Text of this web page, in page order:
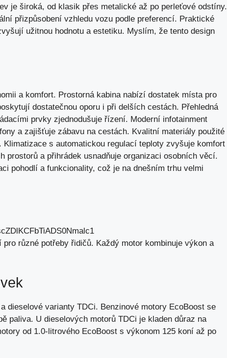
je široká, od klasik přes metalické až po perleťové odstíny.
přizpůsobení vzhledu vozu podle preferencí. Praktické
užitnou hodnotu a estetiku. Myslím, že tento design
a komfort. Prostorná kabina nabízí dostatek místa pro
dostatečnou oporu i při delších cestách. Přehledná
prvky zjednodušuje řízení. Moderní infotainment
a zajišťuje zábavu na cestách. Kvalitní materiály použité
s automatickou regulací teploty zvyšuje komfort
prostorů a přihrádek usnadňuje organizaci osobních věcí.
pohodlí a funkcionality, což je na dnešním trhu velmi
různé potřeby řidičů. Každý motor kombinuje výkon a
dieselové varianty TDCi. Benzinové motory EcoBoost se
paliva. U dieselových motorů TDCi je kladen důraz na
od 1.0-litrového EcoBoost s výkonom 125 koní až po